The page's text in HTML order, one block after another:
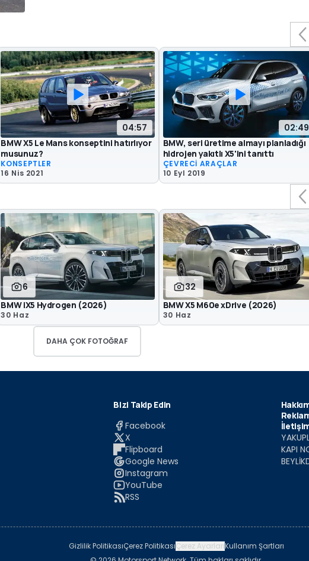
04:57
BMW X5 Le Mans konseptini hatırlıyor
musunuz?
KONSEPTLER
16 Nis 2021
02:49
BMW, seri üretime almayı planladığı
hidrojen yakıtlı X5'ini tanıttı
ÇEVRECİ ARAÇLAR
10 Eyl 2019
6
BMW iX5 Hydrogen (2026)
30 Haz
32
BMW X5 M60e xDrive (2026)
30 Haz
DAHA ÇOK FOTOĞRAF
Bizi Takip Edin
Facebook
X
Flipboard
Google News
Instagram
YouTube
RSS
KAPI
Gizlilik PolitikasıÇerez PolitikasıÇerez AyarlarıKullanım Şartları